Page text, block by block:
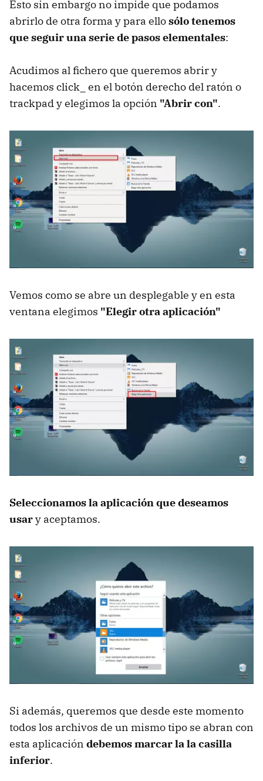
Esto sin embargo no impide que podamos
abrirlo de otra forma y para ellosólo tenemos
que seguir una serie de pasos elementales:
Acudimos al fichero que queremos abrir y
hacemos click_ en el botón derecho del ratón o
trackpad y elegimos la opción "Abrir con".
Vemos como se abre un desplegable y en esta
ventana elegimos "Elegir otra aplicación"
Seleccionamos la aplicación que deseamos
usary aceptamos.
Si además, queremos que desde este momento
todos los archivos de un mismo tipo se abran con
esta aplicación debemos marcar la la casilla
inferior.